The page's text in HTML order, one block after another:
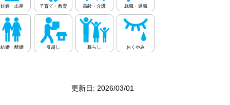
更新日: 2026/03/01
妊娠・出産 子育て・教育 高齢・介護 就職・退職
結婚・離婚 引越し 暮らし おくやみ